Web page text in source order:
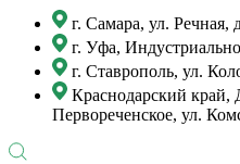
г. Самара, ул. Речная,
г. Уфа,
г. Ставрополь, ул.
Краснодарский край,
Первореченское, ул.